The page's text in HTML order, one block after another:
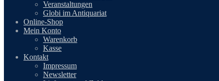
Veranstaltungen
Globi im Antiquariat
Online-Shop
Mein Konto
Warenkorb
Kasse
Kontakt
Impressum
Newsletter